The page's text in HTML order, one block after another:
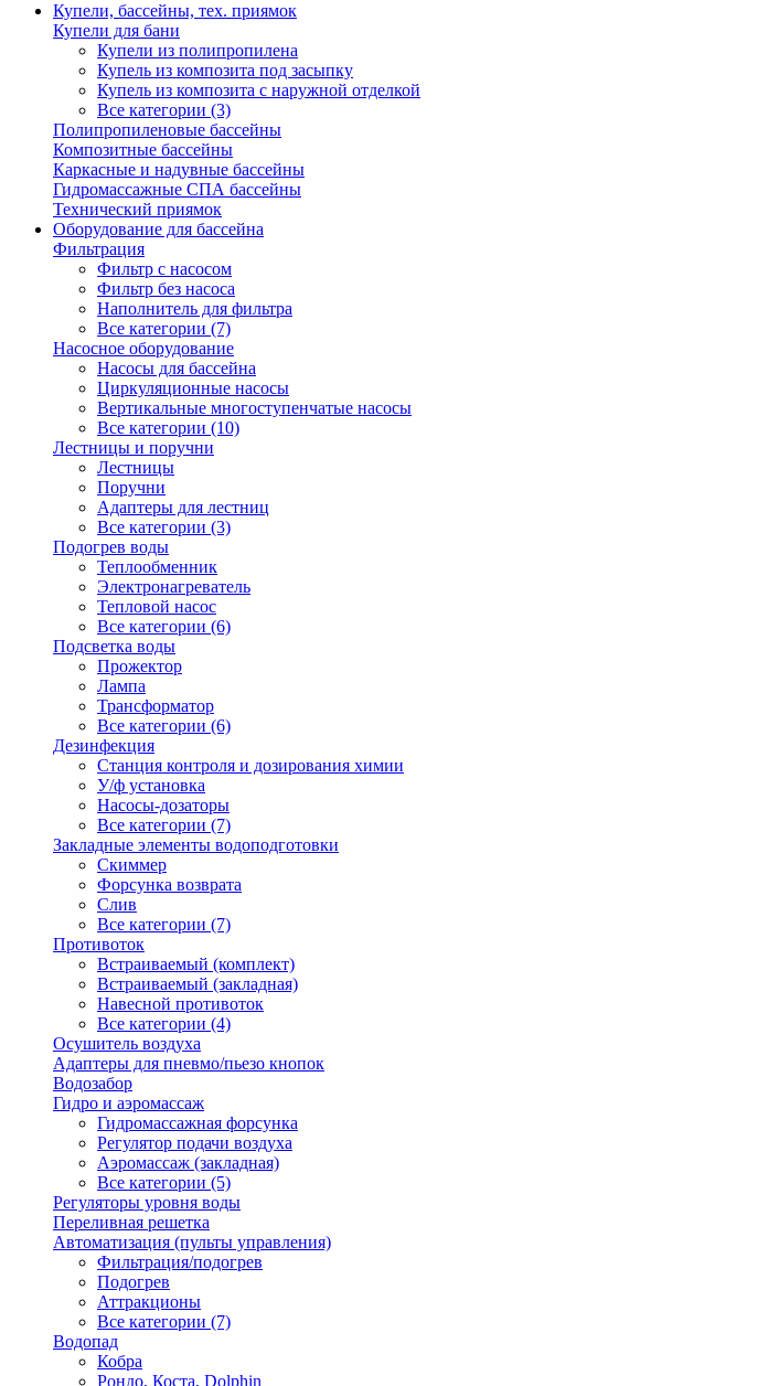
Купели, бассейны, тех. приямок
Купели для бани
Купели из полипропилена
Купель из композита под засыпку
Купель из композита с наружной отделкой
Все категории (3)
Полипропиленовые бассейны
Композитные бассейны
Каркасные и надувные бассейны
Гидромассажные СПА бассейны
Технический приямок
Оборудование для бассейна
Фильтрация
Фильтр с насосом
Фильтр без насоса
Наполнитель для фильтра
Все категории (7)
Насосное оборудование
Насосы для бассейна
Циркуляционные насосы
Вертикальные многоступенчатые насосы
Все категории (10)
Лестницы и поручни
Лестницы
Поручни
Адаптеры для лестниц
Все категории (3)
Подогрев воды
Теплообменник
Электронагреватель
Тепловой насос
Все категории (6)
Подсветка воды
Прожектор
Лампа
Трансформатор
Все категории (6)
Дезинфекция
Станция контроля и дозирования химии
У/ф установка
Насосы-дозаторы
Все категории (7)
Закладные элементы водоподготовки
Скиммер
Форсунка возврата
Слив
Все категории (7)
Противоток
Встраиваемый (комплект)
Встраиваемый (закладная)
Навесной противоток
Все категории (4)
Осушитель воздуха
Адаптеры для пневмо/пьезо кнопок
Водозабор
Гидро и аэромассаж
Гидромассажная форсунка
Регулятор подачи воздуха
Аэромассаж (закладная)
Все категории (5)
Регуляторы уровня воды
Переливная решетка
Автоматизация (пульты управления)
Фильтрация/подогрев
Подогрев
Аттракционы
Все категории (7)
Водопад
Кобра
Рондо, Коста, Dolphin